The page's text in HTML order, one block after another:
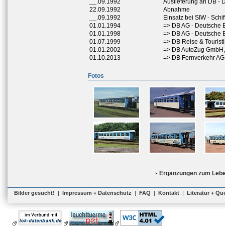
__.09.1992
Auslieferung an DB -
22.09.1992
Abnahme
__.09.1992
Einsatz bei SIW -
01.01.1994
=> DB AG - Deutsche
01.01.1998
=> DB AG - Deutsche
01.07.1999
=> DB Reise &
01.01.2002
=> DB AutoZug
01.10.2013
=> DB Fernverkehr AG
Fotos
Ergänzungen zum
Bilder gesucht! | Impressum + Datenschutz | FAQ | Kontakt | Literatur +